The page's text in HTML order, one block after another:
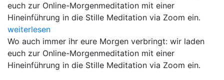
euch zur Online-Morgenmeditation mit einer
Hineinführung in die Stille Meditation via Zoom ein.
weiterlesen
Wo auch immer ihr eure Morgen verbringt: wir laden
euch zur Online-Morgenmeditation mit einer
Hineinführung in die Stille Meditation via Zoom ein.